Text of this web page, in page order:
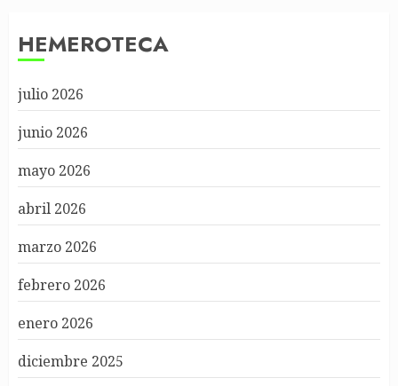
HEMEROTECA
julio 2026
junio 2026
mayo 2026
abril 2026
marzo 2026
febrero 2026
enero 2026
diciembre 2025